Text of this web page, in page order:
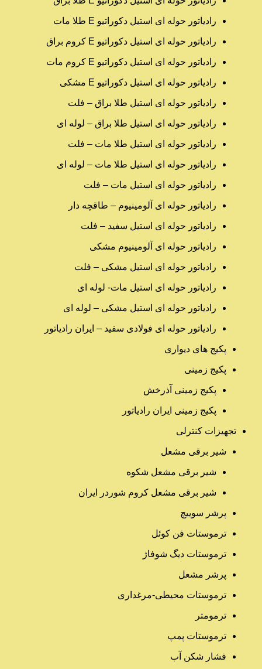
رادیاتور حوله ای استیل دکوراتیو E طلا مات
رادیاتور حوله ای استیل دکوراتیو E کروم براق
رادیاتور حوله ای استیل دکوراتیو E کروم مات
رادیاتور حوله ای استیل دکوراتیو E مشکی
رادیاتور حوله ای استیل طلا براق – فلت
رادیاتور حوله ای استیل طلا براق – لوله ای
رادیاتور حوله ای استیل طلا مات – فلت
رادیاتور حوله ای استیل طلا مات – لوله ای
رادیاتور حوله ای استیل مات – فلت
رادیاتور حوله ای آلومینیوم – طاقچه دار
رادیاتور حوله ای استیل سفید – فلت
رادیاتور حوله ای آلومینیوم مشکی
رادیاتور حوله ای استیل مشکی – فلت
رادیاتور حوله ای استیل مات- لوله ای
رادیاتور حوله ای استیل مشکی – لوله ای
رادیاتور حوله ای فولادی سفید – ایران رادیاتور
پکیج های دیواری
پکیج زمینی
پکیج زمینی آذرخش
پکیج زمینی ایران رادیاتور
تجهیزات کنترلی
شیر برقی مشعل
شیر برقی مشعل شکوه
شیر برقی مشعل کروم شوردر ایران
پرشر سوییچ
ترموستات فن کوئل
ترموستات دیگ شوفاژ
پرشر مشعل
ترموستات محیطی-مرغداری
ترمومتر
ترموستات پمپ
فشار شکن آب